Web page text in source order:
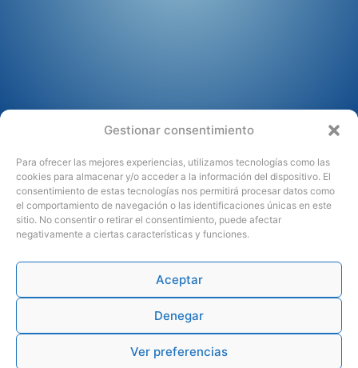
Gestionar consentimiento
Para ofrecer las mejores experiencias, utilizamos tecnologías como las
cookies para almacenar y/o acceder a la información del dispositivo. El
consentimiento de estas tecnologías nos permitirá procesar datos como
el comportamiento de navegación o las identificaciones únicas en este
sitio. No consentir o retirar el consentimiento, puede afectar
negativamente a ciertas características y funciones.
Aceptar
Denegar
Ver preferencias